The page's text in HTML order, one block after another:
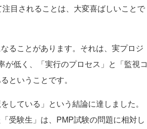
目されることは、大変喜ばしいことで
ることがあります。それは、実プロジ
低く、「実行のプロセス」と「監視コ
ということです。
ている」という結論に達しました。
受験生」は、PMP試験の問題に相対し